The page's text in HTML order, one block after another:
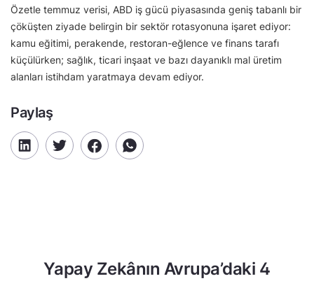
Özetle temmuz verisi, ABD iş gücü piyasasında geniş tabanlı bir
çöküşten ziyade belirgin bir sektör rotasyonuna işaret ediyor:
kamu eğitimi, perakende, restoran-eğlence ve finans tarafı
küçülürken; sağlık, ticari inşaat ve bazı dayanıklı mal üretim
alanları istihdam yaratmaya devam ediyor.
Paylaş
Yapay Zekânın Avrupa’daki 4